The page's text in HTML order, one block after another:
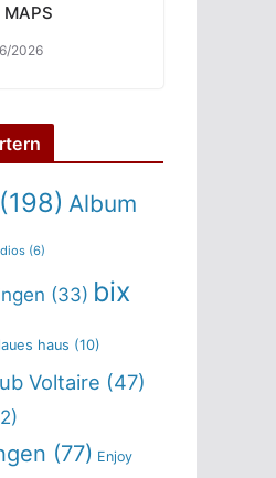
MAPS
2026
(198) Album
(6)
(33) bix
haus (10)
Voltaire (47)
(77) Enjoy